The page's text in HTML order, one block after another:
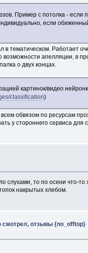
Пример с потолка - если
если
в тематическом. Работает
апелляции, в
о двух концах.
картинок/видео
classification)
обвязом по ресурсам
у стороннего сервиса для
слухами, то по осени что-то
накрытых хлебом.
смотрел, отзывы {no_offtop}